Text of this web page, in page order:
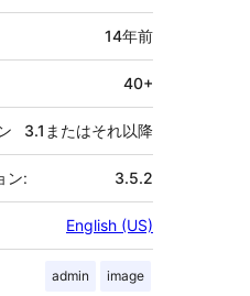
14年前
40+
3.1またはそれ以降
ン: 3.5.2
English (US)
admin image